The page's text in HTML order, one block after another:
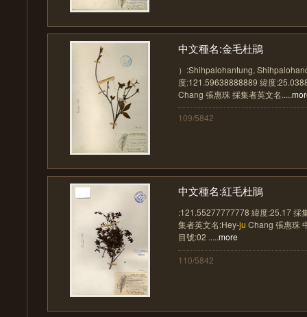
中文種名:金毛杜鵑
）:Shihpalohantung,
度:121.59638888889 緯度
Chang 張惠珠 採集者英文名.....
109/5842
中文種名:紅毛杜鵑
:121.55277777778 緯度:25.17 採
集者英文名:Hey-ju Chang 張惠珠
目號:02 .....more
110/5842